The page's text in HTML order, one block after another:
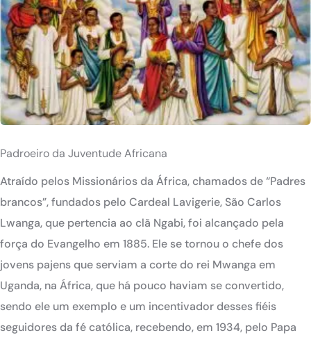
Padroeiro da Juventude Africana
Atraído pelos Missionários da África, chamados de “Padres
brancos”, fundados pelo Cardeal Lavigerie, São Carlos
Lwanga, que pertencia ao clã Ngabi, foi alcançado pela
força do Evangelho em 1885. Ele se tornou o chefe dos
jovens pajens que serviam a corte do rei Mwanga em
Uganda, na África, que há pouco haviam se convertido,
sendo ele um exemplo e um incentivador desses fiéis
seguidores da fé católica, recebendo, em 1934, pelo Papa